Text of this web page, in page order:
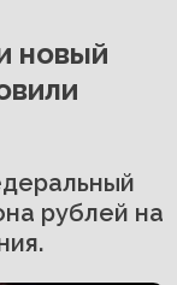
новый
рублей на